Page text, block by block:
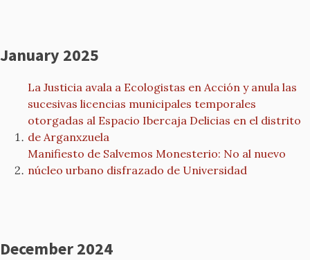
January 2025
La Justicia avala a Ecologistas en Acción y anula las
sucesivas licencias municipales temporales
otorgadas al Espacio Ibercaja Delicias en el distrito
de Arganxzuela
Manifiesto de Salvemos Monesterio: No al nuevo
núcleo urbano disfrazado de Universidad
December 2024